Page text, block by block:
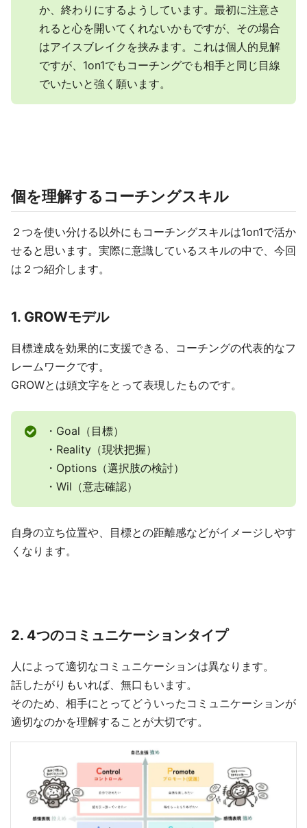
か、終わりにするようしています。最初に注意さ
れると心を開いてくれないかもですが、その場合
はアイスブレイクを挟みます。これは個人的見解
ですが、1on1でもコーチングでも相手と同じ目線
でいたいと強く願います。
個を理解するコーチングスキル
２つを使い分ける以外にもコーチングスキルは1on1で活か
せると思います。実際に意識しているスキルの中で、今回
は２つ紹介します。
1. GROWモデル
目標達成を効果的に支援できる、コーチングの代表的なフ
レームワークです。
GROWとは頭文字をとって表現したものです。
・Goal（目標）
・Reality（現状把握）
・Options（選択肢の検討）
・Wil（意志確認）
自身の立ち位置や、目標との距離感などがイメージしやす
くなります。
2. 4つのコミュニケーションタイプ
人によって適切なコミュニケーションは異なります。
話したがりもいれば、無口もいます。
そのため、相手にとってどういったコミュニケーションが
適切なのかを理解することが大切です。